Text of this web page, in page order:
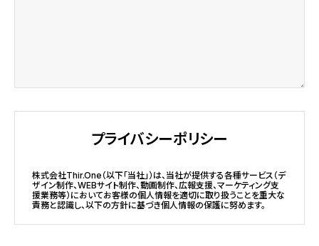
プライバシーポリシー
株式会社Thir.One（以下「当社」）は、当社が提供する各種サービス（デ
ザイン制作、WEBサイト制作、動画制作、広報支援、マーケティング支
援業務等）においてお客様の個人情報を適切に取り扱うことを重大な
責務と認識し、以下の方針に基づき個人情報の保護に努めます。